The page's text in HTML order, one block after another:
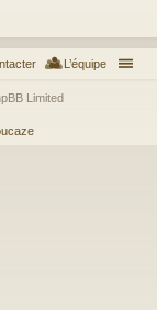
L’équipe
Limited